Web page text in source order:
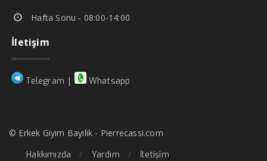
Hafta Sonu - 08:00-14:00
İletişim
Telegram | Whatsapp
© Erkek Giyim Bayilik - Pierrecassi.com
Hakkımızda
Yardım İletişim